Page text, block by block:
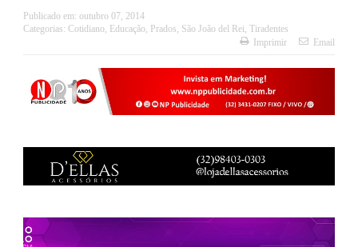
Publicado em: outubro 07, 2014
Categorias: Cotidiano, Educação, Prados, São João del Rei, Tiradentes
Imprimir
Email